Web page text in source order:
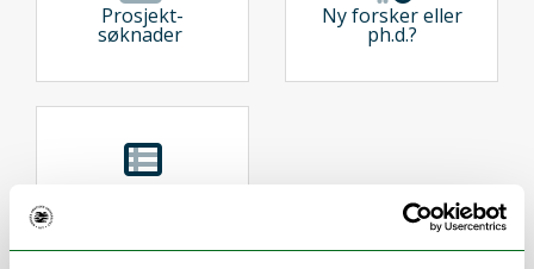
Prosjekt­
søknader
Ny forsker eller
ph.d.?